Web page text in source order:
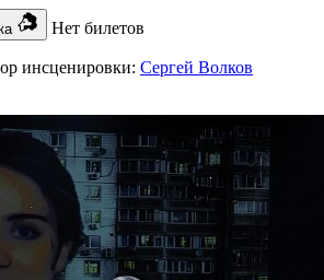
Нет билетов
инсценировки: Сергей Волков